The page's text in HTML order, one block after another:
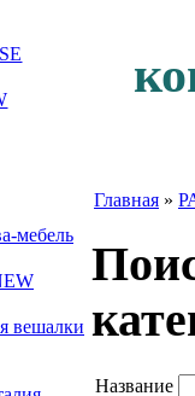
мебель
вешалки
Главная »
Название